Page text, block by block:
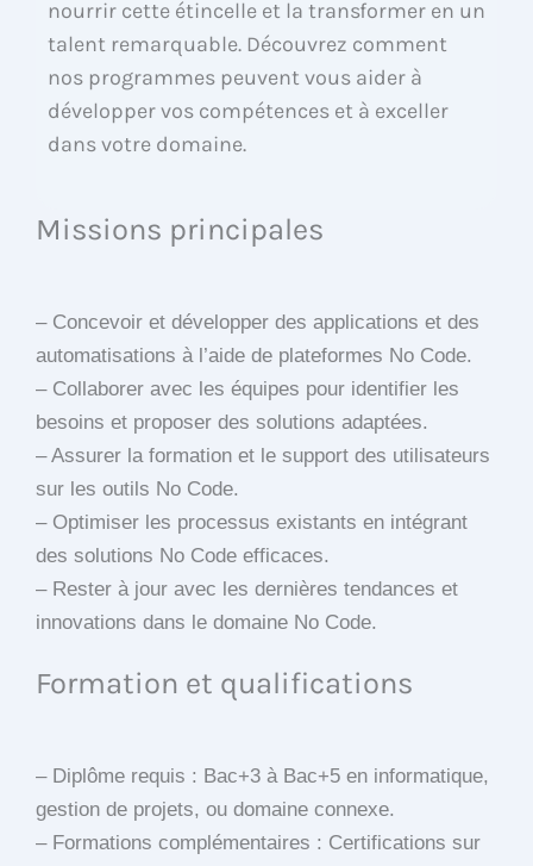
nourrir cette étincelle et la transformer en un
talent remarquable. Découvrez comment
nos programmes peuvent vous aider à
développer vos compétences et à exceller
dans votre domaine.
Missions principales
– Concevoir et développer des applications et des
automatisations à l’aide de plateformes No Code.
– Collaborer avec les équipes pour identifier les
besoins et proposer des solutions adaptées.
– Assurer la formation et le support des utilisateurs
sur les outils No Code.
– Optimiser les processus existants en intégrant
des solutions No Code efficaces.
– Rester à jour avec les dernières tendances et
innovations dans le domaine No Code.
Formation et qualifications
– Diplôme requis : Bac+3 à Bac+5 en informatique,
gestion de projets, ou domaine connexe.
– Formations complémentaires : Certifications sur